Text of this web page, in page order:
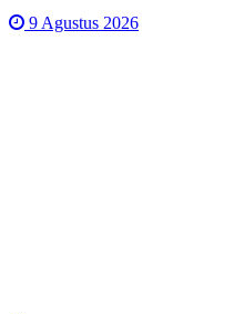
9 Agustus 2026